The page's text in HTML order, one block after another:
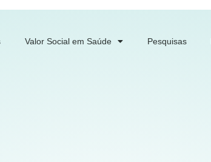
Valor Social em Saúde Pesquisas